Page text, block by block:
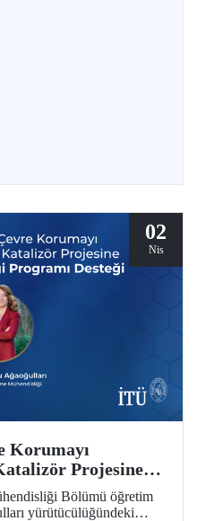
02
Nis
Korumayı
Projesine
Desteği
Bölümü öğretim
yürütücülüğündeki